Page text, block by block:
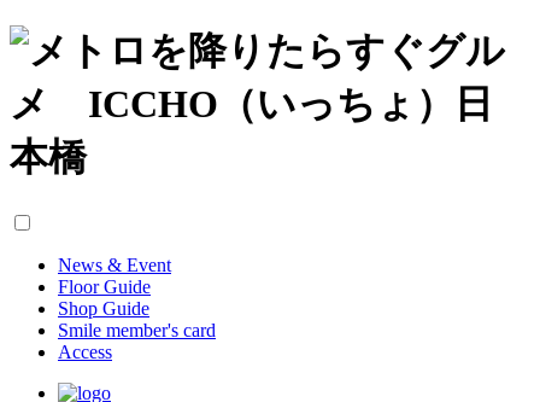
News & Event
Floor Guide
Shop Guide
Smile member's card
Access